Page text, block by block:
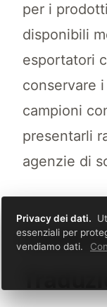
per i
disponibili
esportatori
conservare
campioni
presentarli
agenzie di
Privacy dei dati.
essenziali per
vendiamo dati.